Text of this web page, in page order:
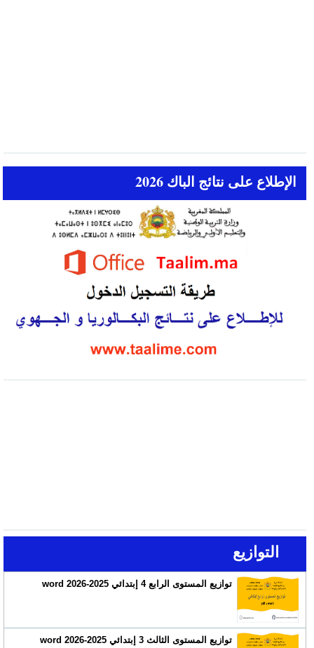
الإطلاع على نتائج الباك 2026
التوازيع
توازيع المستوى الرابع 4 إبتدائي 2025-2026 word
توازيع المستوى الثالث 3 إبتدائي 2025-2026 word